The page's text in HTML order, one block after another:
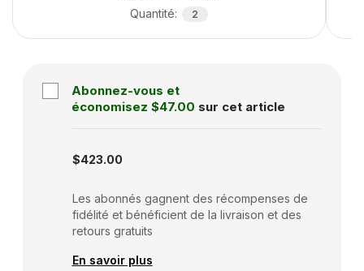
Quantité: 2
Abonnez-vous et
économisez $47.00 sur cet article
$423.00
Les abonnés gagnent des récompenses de
fidélité et bénéficient de la livraison et des
retours gratuits
En savoir plus